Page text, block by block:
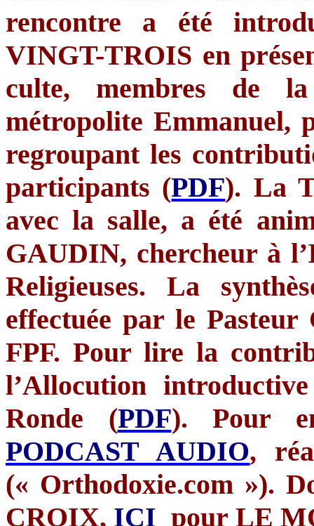
rencontre a été
VINGT-TROIS en
culte, membres de
métropolite Emmanuel,
regroupantles
participants (PDF). La
avec la salle, a été
GAUDIN, chercheur à
Religieuses. La
effectuée par le Pasteur
FPF. Pour lire la
l’Allocution introductive
Ronde (PDF). Pour
PODCAST AUDIO,
(« Orthodoxie.com »).
CROIX, ICI pour LE